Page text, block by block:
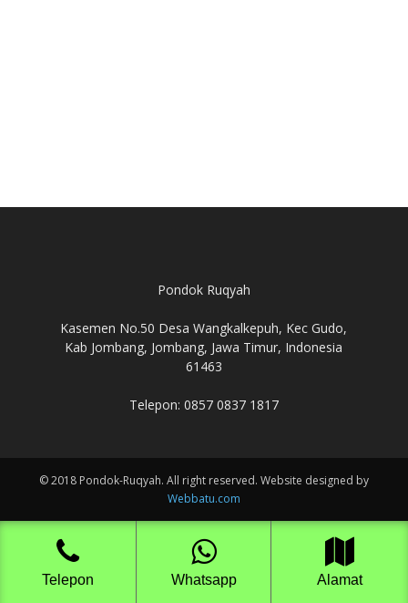
Pondok Ruqyah
Kasemen No.50 Desa Wangkalkepuh, Kec Gudo,
Kab Jombang, Jombang, Jawa Timur, Indonesia
61463
Telepon: 0857 0837 1817
© 2018 Pondok-Ruqyah. All right reserved. Website designed by
Webbatu.com
Telepon Whatsapp Alamat